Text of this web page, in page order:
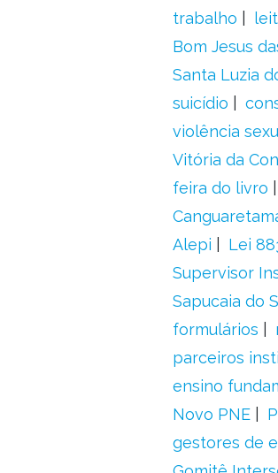
trabalho
Bom Jesus
Santa Luzia
suicídio
violência
Vitória da
feira do livro
Alepi
Lei
Supervisor
Sapucaia do
formulários
parceiros
ensino
Novo PNE
gestores de